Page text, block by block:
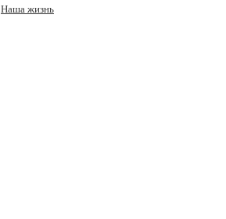
Наша жизнь